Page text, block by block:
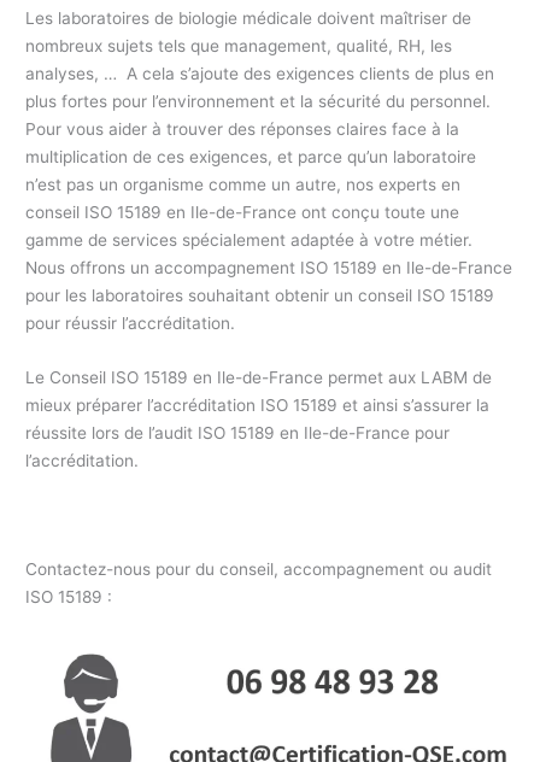
Les laboratoires de biologie médicale doivent maîtriser de
nombreux sujets tels que management, qualité, RH, les
analyses, … A cela s’ajoute des exigences clients de plus en
plus fortes pour l’environnement et la sécurité du personnel.
Pour vous aider à trouver des réponses claires face à la
multiplication de ces exigences, et parce qu’un laboratoire
n’est pas un organisme comme un autre, nos experts en
conseil ISO 15189 en Ile-de-France ont conçu toute une
gamme de services spécialement adaptée à votre métier.
Nous offrons un accompagnement ISO 15189 en Ile-de-France
pour les laboratoires souhaitant obtenir un conseil ISO 15189
pour réussir l’accréditation.
Le Conseil ISO 15189 en Ile-de-France permet aux LABM de
mieux préparer l’accréditation ISO 15189 et ainsi s’assurer la
réussite lors de l’audit ISO 15189 en Ile-de-France pour
l’accréditation.
Contactez-nous pour du conseil, accompagnement ou audit
ISO 15189 :